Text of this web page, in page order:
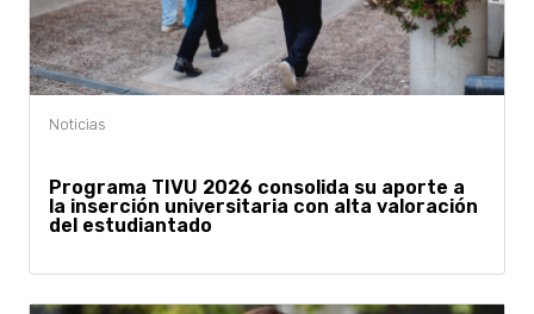
Programa TIVU 2026 consolida su aporte a
la inserción universitaria con alta valoración
del estudiantado